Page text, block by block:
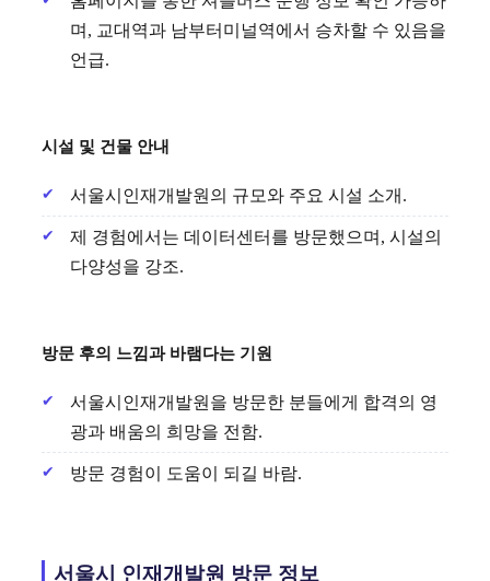
며, 교대역과 남부터미널역에서 승차할 수 있음을
언급.
시설 및 건물 안내
서울시인재개발원의 규모와 주요 시설 소개.
제 경험에서는 데이터센터를 방문했으며, 시설의
다양성을 강조.
방문 후의 느낌과 바램다는 기원
서울시인재개발원을 방문한 분들에게 합격의 영
광과 배움의 희망을 전함.
방문 경험이 도움이 되길 바람.
서울시 인재개발원 방문 정보